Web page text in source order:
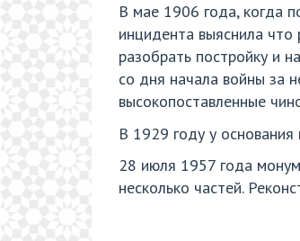
В мае 1906 года, когда
инцидента выяснила
разобрать постройку и
со дня начала войны за
высокопоставленные
В 1929 году у
28 июля 1957 года
несколько частей.